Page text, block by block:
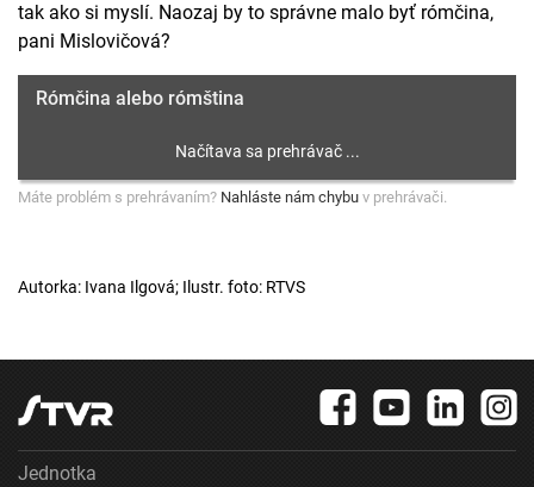
tak ako si myslí. Naozaj by to správne malo byť rómčina,
pani Mislovičová?
Rómčina alebo rómština
Máte problém s prehrávaním? Nahláste nám chybu v prehrávači.
Autorka: Ivana Ilgová; Ilustr. foto: RTVS
Jednotka